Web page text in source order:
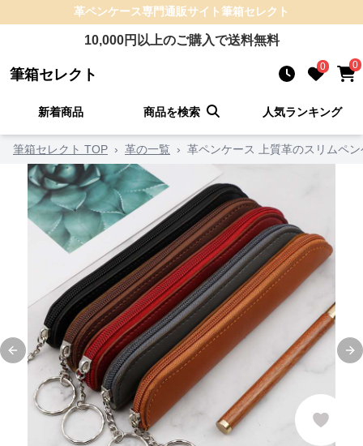
革ペンケース専門通販サイト筆箱セレクト
10,000円以上のご購入で送料無料
筆箱セレクト 0 0
新着商品 商品を検索 人気ランキング
筆箱セレクト TOP › 革の一覧 › 革ペンケース 上質革のスリムペ
Previous slide